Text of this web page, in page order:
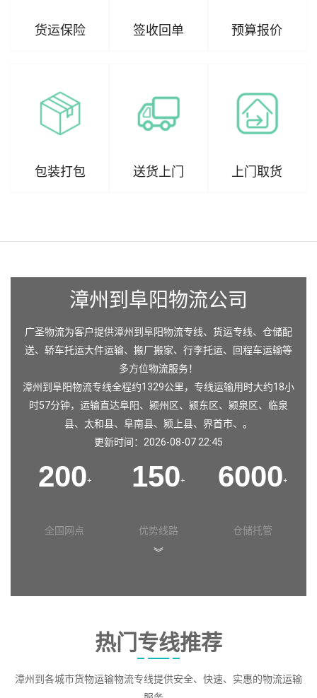
货运保险 签收回单 预算报价
包装打包 送货上门 上门取货
漳州到阜阳物流公司
广圣物流为客户提供漳州到阜阳物流专线、货运专线、仓储配
送、轿车托运大件运输、搬厂搬家、行李托运、回程车运输等
多方位物流服务！
漳州到阜阳物流专线全程约1329公里，专线运输用时大约18小
时57分钟，运输直达阜阳、 颍州区、 颍东区、 颍泉区、 临泉
县、 太和县、 阜南县、 颍上县、 界首市、。
更新时间：2026-08-07 22:45
200+
全国网点
150+
优势线路
6000+
仓储托管
︾
热门专线推荐
漳州到各城市货物运输物流专线提供安全、快速、实惠的物流运输